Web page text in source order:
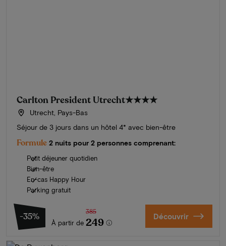
Carlton President Utrecht★★★★
Utrecht, Pays-Bas
Séjour de 3 jours dans un hôtel 4* avec bien-être
Formule 2 nuits pour 2 personnes comprenant:
Petit déjeuner quotidien
Bien-être
En-cas Happy Hour
Parking gratuit
-35%
À partir de
385
249 Découvrir